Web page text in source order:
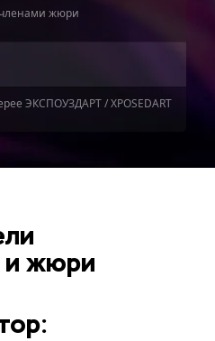
жюри
ЭКСПОУЗДАРТ / XPOSEDART
и жюри